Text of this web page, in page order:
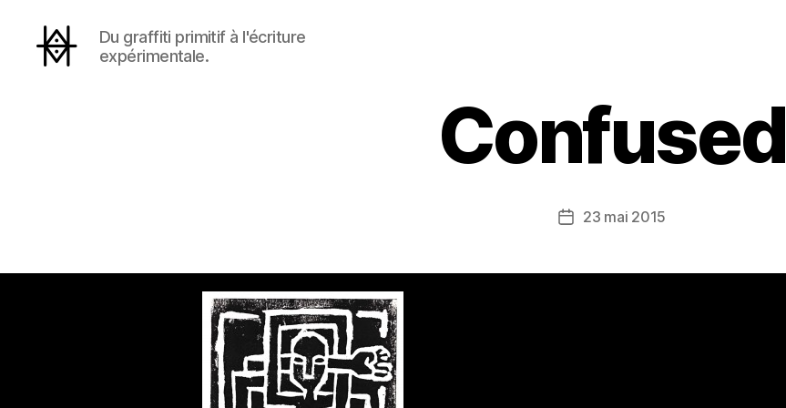
Du graffiti primitif à l'écriture
expérimentale.
Confused
Date23 mai 2015